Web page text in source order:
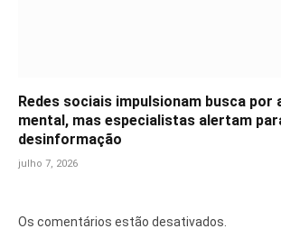
Redes sociais impulsionam busca por
mental, mas especialistas alertam
desinformação
julho 7, 2026
Os comentários estão desativados.